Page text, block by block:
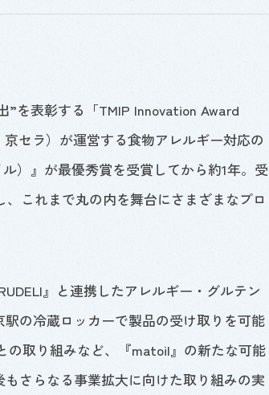
”を表彰する「TMIP Innovation Award
セラ）が運営する食物アレルギー対応の
ル）』が最優秀賞を受賞してから約1年。受
、これまで丸の内を舞台にさまざまなプロ
』と連携したアレルギー・グルテン
の冷蔵ロッカーで製品の受け取りを可能
の取り組みなど、『matoil』の新たな可能
さらなる事業拡大に向けた取り組みの実